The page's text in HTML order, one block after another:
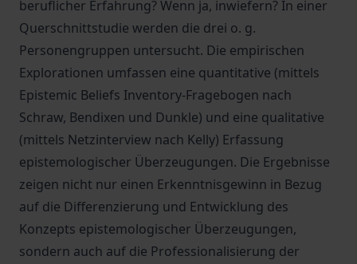
beruflicher Erfahrung? Wenn ja, inwiefern? In einer
Querschnittstudie werden die drei o. g.
Personengruppen untersucht. Die empirischen
Explorationen umfassen eine quantitative (mittels
Epistemic Beliefs Inventory-Fragebogen nach
Schraw, Bendixen und Dunkle) und eine qualitative
(mittels Netzinterview nach Kelly) Erfassung
epistemologischer Überzeugungen. Die Ergebnisse
zeigen nicht nur einen Erkenntnisgewinn in Bezug
auf die Differenzierung und Entwicklung des
Konzepts epistemologischer Überzeugungen,
sondern auch auf die Professionalisierung der